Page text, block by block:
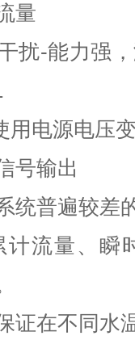
量
扰-能力强
用电源电压
号输出
统普遍较差
流量、瞬
证在不同水